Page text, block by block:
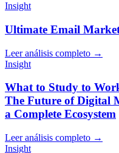
Insight
Ultimate Email
Leer análisis completo →
Insight
What to Study to
The Future of Digital
a Complete Ecosystem
Leer análisis completo →
Insight